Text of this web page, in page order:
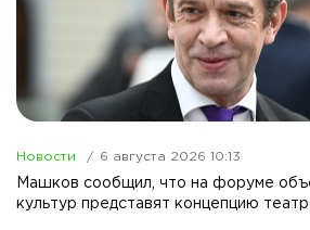
Новости 6 августа 2026 10:13
Машков сообщил, что на форуме
культур представят концепцию